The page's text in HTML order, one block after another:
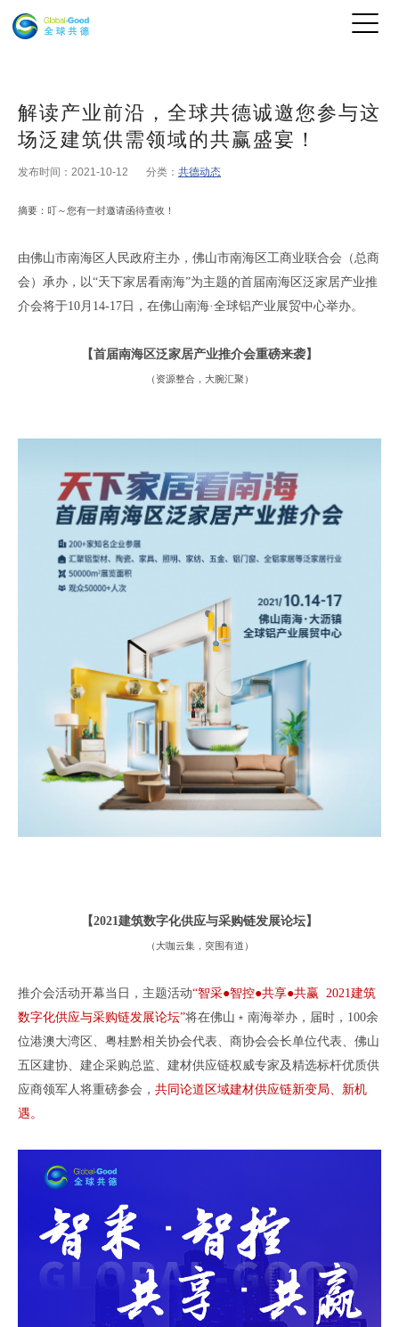
解读产业前沿，全球共德诚邀您参与这
场泛建筑供需领域的共赢盛宴！
发布时间：2021-10-12 分类： 共德动态
摘要 ： 叮～您有一封邀请函待查收 ！
由佛山市南海区人民政府主办，佛山市南海区工商业联合会（总商
会）承办，以“天下家居看南海”为主题的首届南海区泛家居产业推
介会将于10月14-17日，在佛山南海·全球铝产业展贸中心举办。
【首届南海区泛家居产业推介会重磅来袭】
（ 资源整合， 大腕汇聚）
【2021 建筑数字化供应与采购链发展论坛 】
（大咖云集， 突围有道 ）
推介会活动开幕当日，主题活动“智采●智控●共享●共赢 2021建筑
数字化供应与采购链发展论坛”将在佛山﹡南海举办，届时， 100余
位港澳大湾区、粤桂黔相关协会代表、商协会会长单位代表、佛山
五区建协、建企采购总监、建材供应链权威专家及精选标杆优质供
应商领军人将重磅参会， 共同论道区域建材供应链新变局、新机
遇。